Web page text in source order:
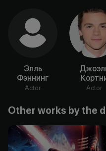
Элль
Фэннинг
Actor Actor
Other works by the